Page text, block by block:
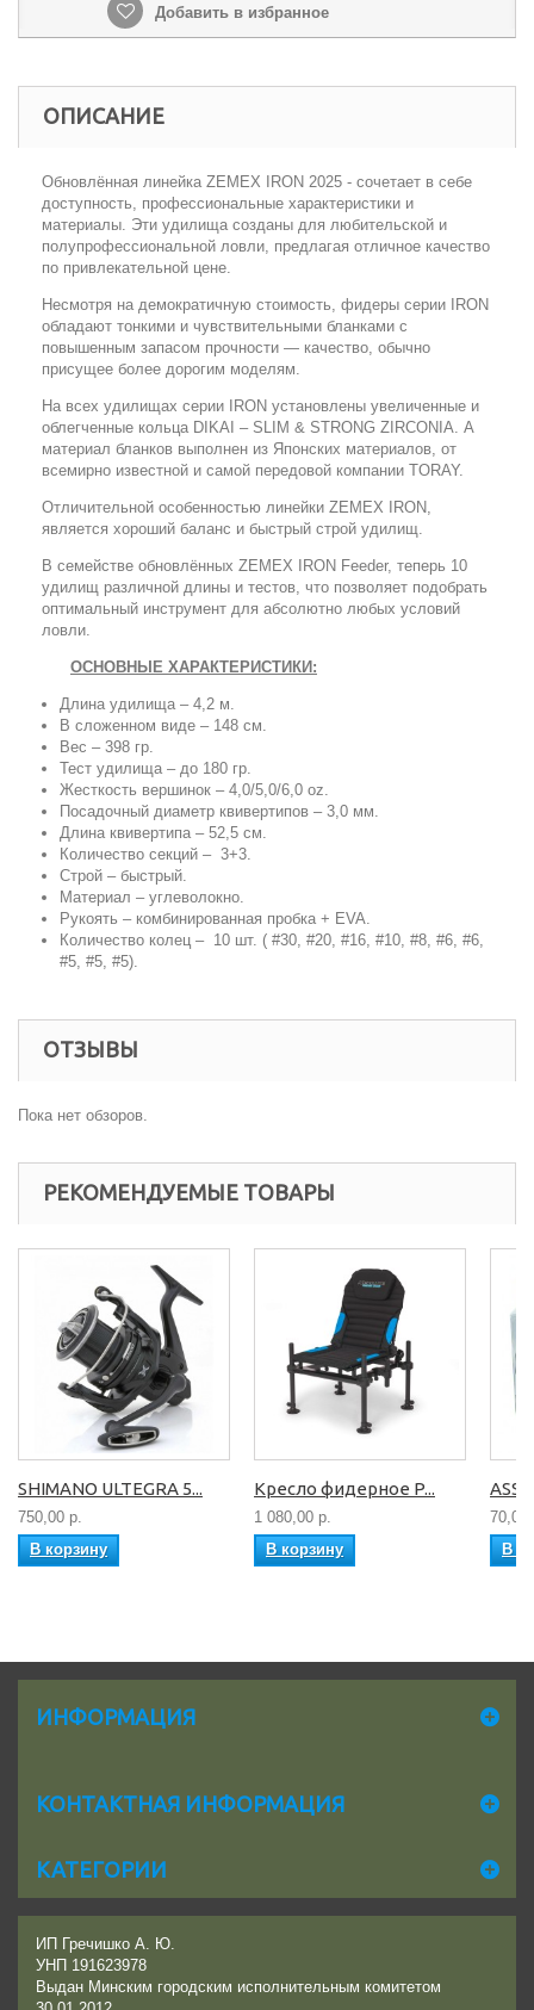
Добавить в избранное
ОПИСАНИЕ
Обновлённая линейка ZEMEX IRON 2025 - сочетает в себе
доступность, профессиональные характеристики и
материалы. Эти удилища созданы для любительской и
полупрофессиональной ловли, предлагая отличное качество
по привлекательной цене.
Несмотря на демократичную стоимость, фидеры серии IRON
обладают тонкими и чувствительными бланками с
повышенным запасом прочности — качество, обычно
присущее более дорогим моделям.
На всех удилищах серии IRON установлены увеличенные и
облегченные кольца DIKAI – SLIM & STRONG ZIRCONIA. А
материал бланков выполнен из Японских материалов, от
всемирно известной и самой передовой компании TORAY.
Отличительной особенностью линейки ZEMEX IRON,
является хороший баланс и быстрый строй удилищ.
В семействе обновлённых ZEMEX IRON Feeder, теперь 10
удилищ различной длины и тестов, что позволяет подобрать
оптимальный инструмент для абсолютно любых условий
ловли.
ОСНОВНЫЕ ХАРАКТЕРИСТИКИ:
Длина удилища – 4,2 м.
В сложенном виде – 148 см.
Вес – 398 гр.
Тест удилища – до 180 гр.
Жесткость вершинок – 4,0/5,0/6,0 oz.
Посадочный диаметр квивертипов – 3,0 мм.
Длина квивертипа – 52,5 см.
Количество секций – 3+3.
Строй – быстрый.
Материал – углеволокно.
Рукоять – комбинированная пробка + EVA.
Количество колец – 10 шт. ( #30, #20, #16, #10, #8, #6, #6,
#5, #5, #5).
ОТЗЫВЫ
Пока нет обзоров.
РЕКОМЕНДУЕМЫЕ ТОВАРЫ
SHIMANO ULTEGRA 5...
750,00 р.
В корзину
Кресло фидерное P...
1 080,00 р.
В корзину
70,00
В
ИНФОРМАЦИЯ
КОНТАКТНАЯ ИНФОРМАЦИЯ
КАТЕГОРИИ
ИП Гречишко А. Ю.
УНП 191623978
Выдан Минским городским исполнительным комитетом